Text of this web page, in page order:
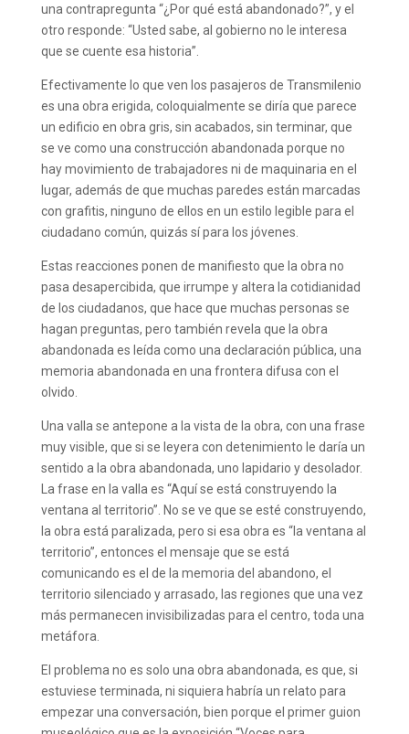
una contrapregunta “¿Por qué está abandonado?”, y el
otro responde: “Usted sabe, al gobierno no le interesa
que se cuente esa historia”.
Efectivamente lo que ven los pasajeros de Transmilenio
es una obra erigida, coloquialmente se diría que parece
un edificio en obra gris, sin acabados, sin terminar, que
se ve como una construcción abandonada porque no
hay movimiento de trabajadores ni de maquinaria en el
lugar, además de que muchas paredes están marcadas
con grafitis, ninguno de ellos en un estilo legible para el
ciudadano común, quizás sí para los jóvenes.
Estas reacciones ponen de manifiesto que la obra no
pasa desapercibida, que irrumpe y altera la cotidianidad
de los ciudadanos, que hace que muchas personas se
hagan preguntas, pero también revela que la obra
abandonada es leída como una declaración pública, una
memoria abandonada en una frontera difusa con el
olvido.
Una valla se antepone a la vista de la obra, con una frase
muy visible, que si se leyera con detenimiento le daría un
sentido a la obra abandonada, uno lapidario y desolador.
La frase en la valla es “Aquí se está construyendo la
ventana al territorio”. No se ve que se esté construyendo,
la obra está paralizada, pero si esa obra es “la ventana al
territorio”, entonces el mensaje que se está
comunicando es el de la memoria del abandono, el
territorio silenciado y arrasado, las regiones que una vez
más permanecen invisibilizadas para el centro, toda una
metáfora.
El problema no es solo una obra abandonada, es que, si
estuviese terminada, ni siquiera habría un relato para
empezar una conversación, bien porque el primer guion